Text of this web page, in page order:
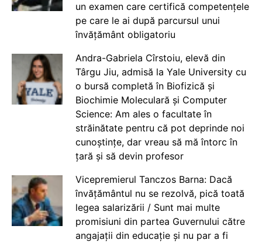
un examen care certifică competențele
pe care le ai după parcursul unui
învățământ obligatoriu
Andra-Gabriela Cîrstoiu, elevă din
Târgu Jiu, admisă la Yale University cu
o bursă completă în Biofizică și
Biochimie Moleculară și Computer
Science: Am ales o facultate în
străinătate pentru că pot deprinde noi
cunoștințe, dar vreau să mă întorc în
țară și să devin profesor
Vicepremierul Tanczos Barna: Dacă
învățământul nu se rezolvă, pică toată
legea salarizării / Sunt mai multe
promisiuni din partea Guvernului către
angajații din educație și nu par a fi